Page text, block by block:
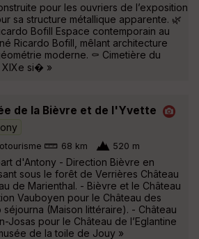
pour les ouvriers de l’exposition
sa structure métallique apparente. 🌿
Bofill Espace contemporain au
Ricardo Bofill, mêlant architecture
moderne. ⚰️ Cimetière du
XIXe si� »
de la Bièvre et de l'Yvette
68 km 520 m
d'Antony - Direction Bièvre en
sous le forêt de Verrières Château
de Marienthal. - Bièvre et le Château
Vauboyen pour le Château des
(Maison littéraire). - Château
Josas pour le Château de l’Eglantine
de la toile de Jouy »